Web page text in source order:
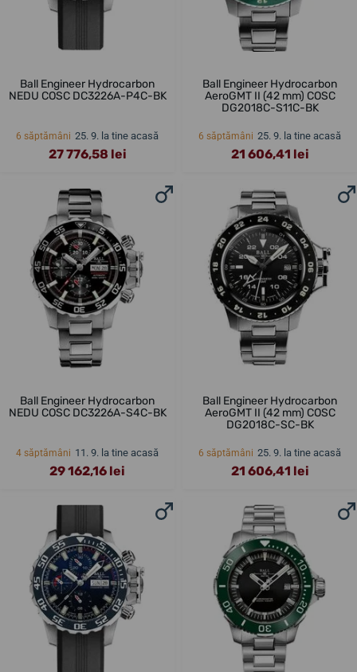
Ball Engineer Hydrocarbon
NEDU COSC DC3226A-P4C-BK
6 săptămâni 25. 9. la tine acasă
27 776,58 lei
Ball Engineer Hydrocarbon
AeroGMT II (42 mm) COSC
DG2018C-S11C-BK
6 săptămâni 25. 9. la tine acasă
21 606,41 lei
Ball Engineer Hydrocarbon
NEDU COSC DC3226A-S4C-BK
4 săptămâni 11. 9. la tine acasă
29 162,16 lei
Ball Engineer Hydrocarbon
AeroGMT II (42 mm) COSC
DG2018C-SC-BK
6 săptămâni 25. 9. la tine acasă
21 606,41 lei